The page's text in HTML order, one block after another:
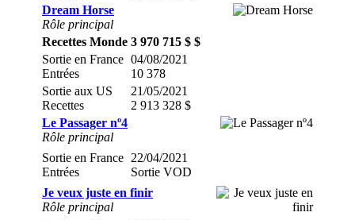
Dream Horse
Rôle principal
Recettes Monde 3 970 715 $ $
Sortie en France
Entrées
04/08/2021
10 378
Sortie aux US
Recettes
21/05/2021
2 913 328 $
Le Passager nº4
Rôle principal
Sortie en France
Entrées
22/04/2021
Sortie VOD
Je veux juste en finir
Rôle principal